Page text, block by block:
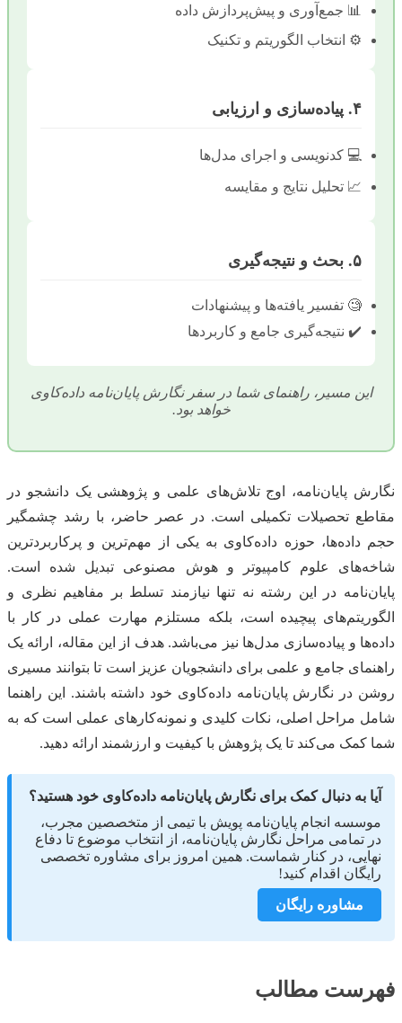
📊 جمع‌آوری و پیش‌پردازش داده
⚙️ انتخاب الگوریتم و تکنیک
۴. پیاده‌سازی و ارزیابی
💻 کدنویسی و اجرای مدل‌ها
📈 تحلیل نتایج و مقایسه
۵. بحث و نتیجه‌گیری
🧐 تفسیر یافته‌ها و پیشنهادات
✔️ نتیجه‌گیری جامع و کاربردها
این مسیر، راهنمای شما در سفر نگارش پایان‌نامه داده‌کاوی
خواهد بود.
نگارش پایان‌نامه، اوج تلاش‌های علمی و پژوهشی یک دانشجو در
مقاطع تحصیلات تکمیلی است. در عصر حاضر، با رشد چشمگیر
حجم داده‌ها، حوزه داده‌کاوی به یکی از مهم‌ترین و پرکاربردترین
شاخه‌های علوم کامپیوتر و هوش مصنوعی تبدیل شده است.
پایان‌نامه در این رشته نه تنها نیازمند تسلط بر مفاهیم نظری و
الگوریتم‌های پیچیده است، بلکه مستلزم مهارت عملی در کار با
داده‌ها و پیاده‌سازی مدل‌ها نیز می‌باشد. هدف از این مقاله، ارائه یک
راهنمای جامع و علمی برای دانشجویان عزیز است تا بتوانند مسیری
روشن در نگارش پایان‌نامه داده‌کاوی خود داشته باشند. این راهنما
شامل مراحل اصلی، نکات کلیدی و نمونه‌کارهای عملی است که به
شما کمک می‌کند تا یک پژوهش با کیفیت و ارزشمند ارائه دهید.
آیا به دنبال کمک برای نگارش پایان‌نامه داده‌کاوی خود هستید؟
موسسه انجام پایان‌نامه پویش با تیمی از متخصصین مجرب،
در تمامی مراحل نگارش پایان‌نامه، از انتخاب موضوع تا دفاع
نهایی، در کنار شماست. همین امروز برای مشاوره تخصصی
رایگان اقدام کنید!
مشاوره رایگان
فهرست مطالب